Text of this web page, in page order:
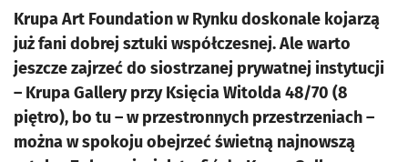
Krupa Art Foundation w Rynku doskonale kojarzą
już fani dobrej sztuki współczesnej. Ale warto
jeszcze zajrzeć do siostrzanej prywatnej instytucji
– Krupa Gallery przy Księcia Witolda 48/70 (8
piętro), bo tu – w przestronnych przestrzeniach –
można w spokoju obejrzeć świetną najnowszą